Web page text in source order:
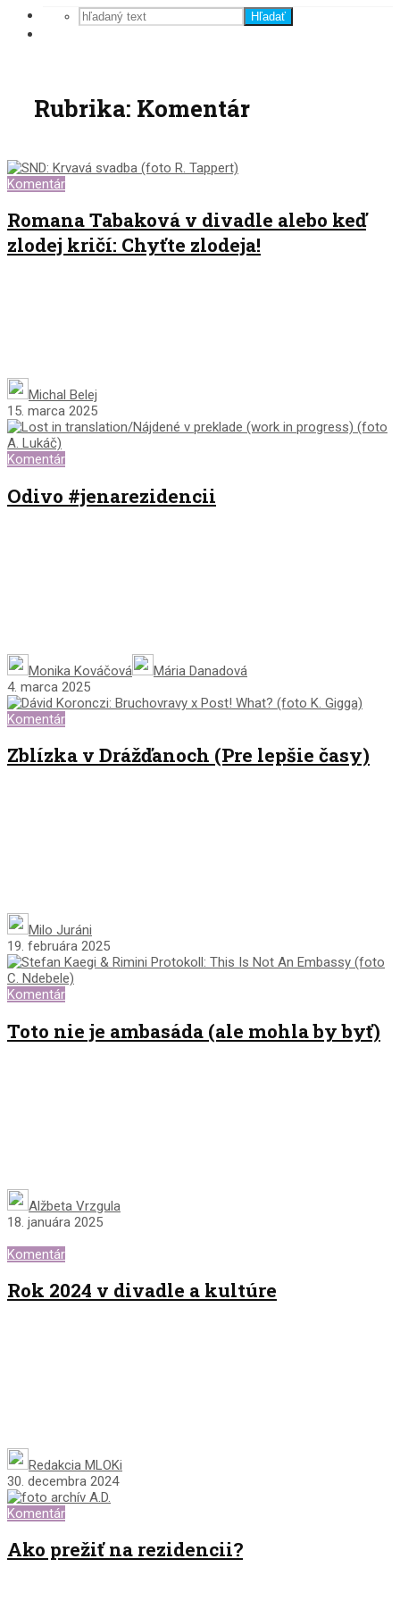
Hľadať
Rubrika: Komentár
Komentár
Romana Tabaková v divadle alebo keď
zlodej kričí: Chyťte zlodeja!
Michal Belej
15. marca 2025
Komentár
Odivo #jenarezidencii
Monika Kováčová
Mária Danadová
4. marca 2025
Komentár
Zblízka v Drážďanoch (Pre lepšie časy)
Milo Juráni
19. februára 2025
Komentár
Toto nie je ambasáda (ale mohla by byť)
Alžbeta Vrzgula
18. januára 2025
Komentár
Rok 2024 v divadle a kultúre
Redakcia MLOKi
30. decembra 2024
Komentár
Ako prežiť na rezidencii?